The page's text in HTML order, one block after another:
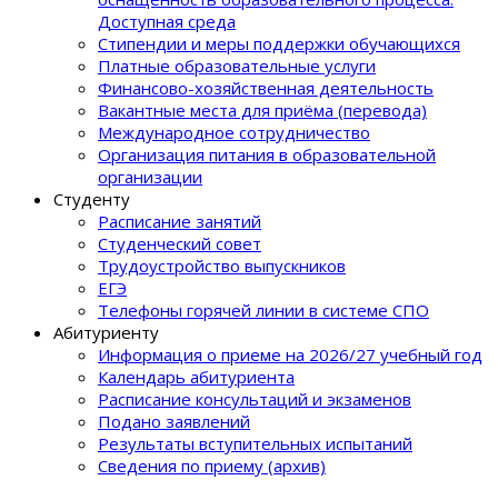
Доступная среда
Стипендии и меры поддержки обучающихся
Платные образовательные услуги
Финансово-хозяйственная деятельность
Вакантные места для приёма (перевода)
Международное сотрудничество
Организация питания в образовательной
организации
Студенту
Расписание занятий
Студенческий совет
Трудоустройство выпускников
ЕГЭ
Телефоны горячей линии в системе СПО
Абитуриенту
Информация о приеме на 2026/27 учебный год
Календарь абитуриента
Расписание консультаций и экзаменов
Подано заявлений
Результаты вступительных испытаний
Сведения по приему (архив)